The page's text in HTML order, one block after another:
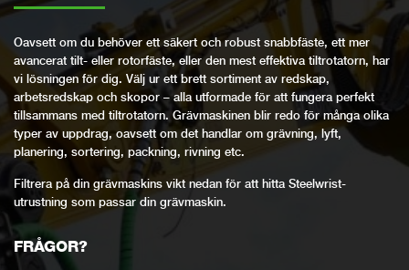
Oavsett om du behöver ett säkert och robust snabbfäste, ett mer
avancerat tilt- eller rotorfäste, eller den mest effektiva tiltrotatorn, har
vi lösningen för dig. Välj ur ett brett sortiment av redskap,
arbetsredskap och skopor – alla utformade för att fungera perfekt
tillsammans med tiltrotatorn. Grävmaskinen blir redo för många olika
typer av uppdrag, oavsett om det handlar om grävning, lyft,
planering, sortering, packning, rivning etc.
Filtrera på din grävmaskins vikt nedan för att hitta Steelwrist-
utrustning som passar din grävmaskin.
FRÅGOR?